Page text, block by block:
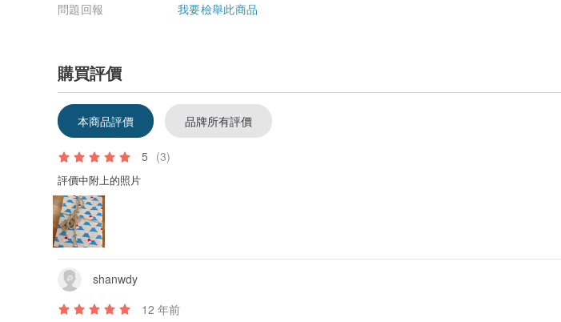
問題回報 我要檢舉此商品
購買評價
本商品評價 品牌所有評價
5 (3)
評價中附上的照片
shanwdy
12 年前